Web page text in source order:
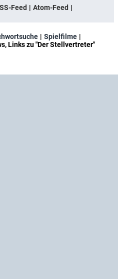
Feed
Atom-Feed
Spielfilme
Links zu "Der Stellvertreter"